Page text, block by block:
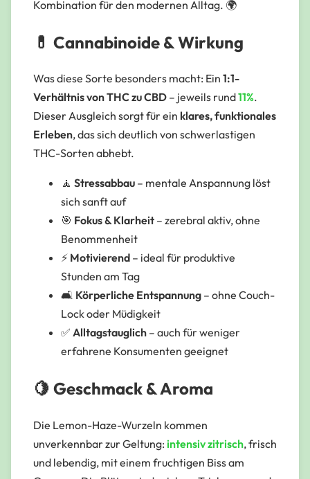
Kombination für den modernen Alltag. 🌍
💊 Cannabinoide & Wirkung
Was diese Sorte besonders macht: Ein 1:1-
Verhältnis von THC zu CBD – jeweils rund11%.
Dieser Ausgleich sorgt für ein klares, funktionales
Erleben, das sich deutlich von schwerlastigen
THC-Sorten abhebt.
🧘 Stressabbau – mentale Anspannung löst
sich sanft auf
🎯 Fokus & Klarheit – zerebral aktiv, ohne
Benommenheit
⚡ Motivierend – ideal für produktive
Stunden am Tag
🛋️ Körperliche Entspannung – ohne Couch-
Lock oder Müdigkeit
✅ Alltagstauglich – auch für weniger
erfahrene Konsumenten geeignet
🍋 Geschmack & Aroma
Die Lemon-Haze-Wurzeln kommen
unverkennbar zur Geltung: intensiv zitrisch, frisch
und lebendig, mit einem fruchtigen Biss am